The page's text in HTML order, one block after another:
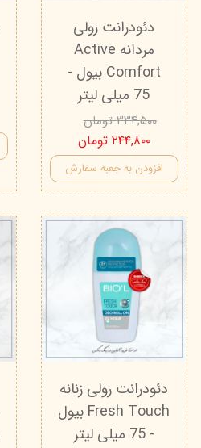
دئودرانت رولی
مردانه Active
Comfort بیول -
75 میلی لیتر
۳۳۴,۵۰۰ تومان
۲۴۴,۸۰۰ تومان
افزودن به جعبه سفارش
دئودرانت رولی زنانه
Fresh Touch بیول
- 75 میلی لیتر